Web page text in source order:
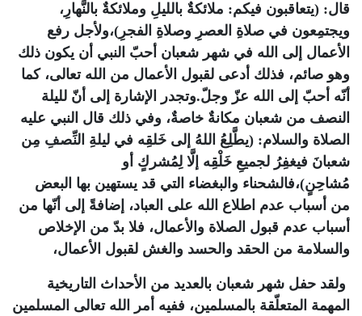
قال: (يتعاقبون فيكم: ملائكةٌ بالليلِ وملائكةٌ بالنَّهارِ،
ويجتمِعون في صلاةِ العصرِ وصلاةِ الفجرِ)،ولأجل رفع
الأعمال إلى الله في شهر شعبان أحبّ النبي أن يكون ذلك
وهو صائم، فذلك أدعى لقبول الأعمال من الله تعالى، كما
أنّه أحبّ إلى الله عزّ وجلّ.وتجدر الإشارة إلى أنّ لليلة
النصف من شعبان مكانةٌ خاصةٌ، وفي ذلك قال النبي عليه
الصلاة والسلام: (يطَّلِعُ اللهُ إلى خَلقِه في ليلةِ النِّصفِ مِن
شعبانَ فيغفِرُ لجميعِ خَلْقِه إلَّا لِمُشركٍ أو
مُشاحِنٍ)،فالشحناء والبغضاء التي قد يستهين بها البعض
من أسباب عدم اطلاع الله على العباد، إضافةً إلى أنّها من
أسباب عدم قبول الصلاة والأعمال، فلا بدّ من الإخلاص
والسلامة من الحقد والحسد والغش لقبول الأعمال،
ولقد حفل شهر شعبان بالعديد من الأحداث التاريخية
المهمة المتعلّقة بالمسلمين، ففيه أمر الله تعالى المسلمين